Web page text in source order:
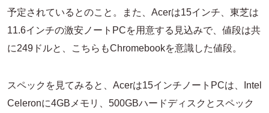
予定されているとのこと。また、Acerは15インチ、東芝は
11.6インチの激安ノートPCを用意する見込みで、値段は共
に249ドルと、こちらもChromebookを意識した値段。
スペックを見てみると、Acerは15インチノートPCは、Intel
Celeronに4GBメモリ、500GBハードディスクとスペック